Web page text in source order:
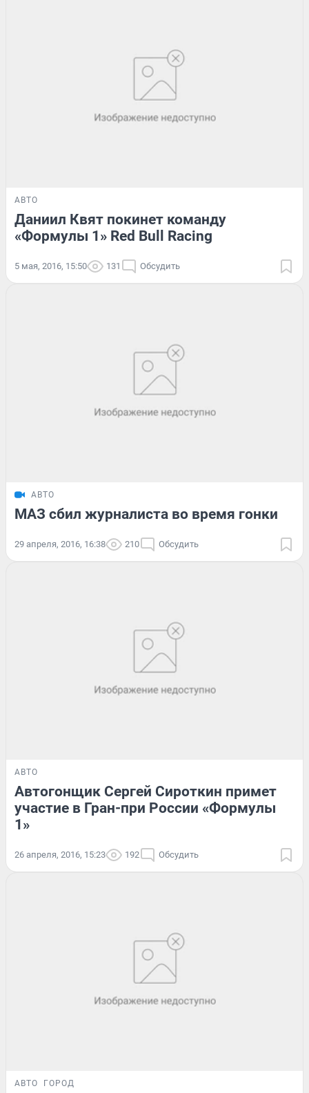
АВТО
Даниил Квят покинет команду
«Формулы 1» Red Bull Racing
5 мая, 2016, 15:50 131 Обсудить
АВТО
МАЗ сбил журналиста во время гонки
29 апреля, 2016, 16:38 210 Обсудить
АВТО
Автогонщик Сергей Сироткин примет
участие в Гран-при России «Формулы
1»
26 апреля, 2016, 15:23 192 Обсудить
АВТО ГОРОД